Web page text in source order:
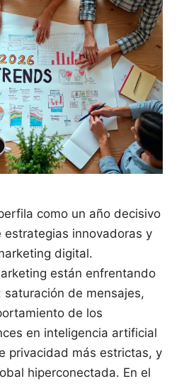
como un año decisivo
estrategias innovadoras y
digital.
están enfrentando
de mensajes,
de los
en inteligencia artificial
privacidad más estrictas, y
hiperconectada. En el